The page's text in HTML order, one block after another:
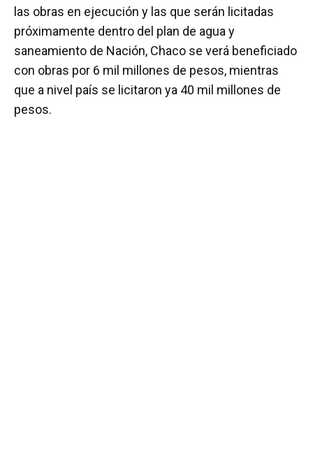
las obras en ejecución y las que serán licitadas
próximamente dentro del plan de agua y
saneamiento de Nación, Chaco se verá beneficiado
con obras por 6 mil millones de pesos, mientras
que a nivel país se licitaron ya 40 mil millones de
pesos.